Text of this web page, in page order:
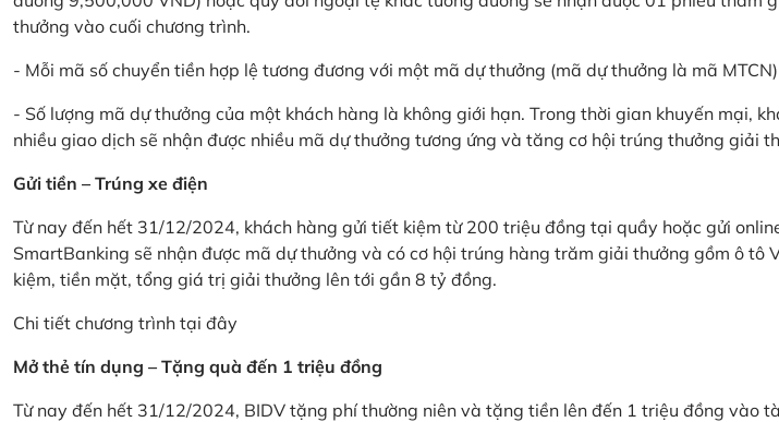
thưởng vào cuối chương trình.
- Mỗi mã số chuyển tiền hợp lệ tương đương với một mã dự thưởng (mã dự thưởng là mã
- Số lượng mã dự thưởng của một khách hàng là không giới hạn. Trong thời gian khuyến mại,
nhiều giao dịch sẽ nhận được nhiều mã dự thưởng tương ứng và tăng cơ hội trúng thưởng giải
Gửi tiền – Trúng xe điện
Từ nay đến hết 31/12/2024, khách hàng gửi tiết kiệm từ 200 triệu đồng tại quầy hoặc gửi
SmartBanking sẽ nhận được mã dự thưởng và có cơ hội trúng hàng trăm giải thưởng gồm ô tô
kiệm, tiền mặt, tổng giá trị giải thưởng lên tới gần 8 tỷ đồng.
Chi tiết chương trình tại đây
Mở thẻ tín dụng – Tặng quà đến 1 triệu đồng
Từ nay đến hết 31/12/2024, BIDV tặng phí thường niên và tặng tiền lên đến 1 triệu đồng vào